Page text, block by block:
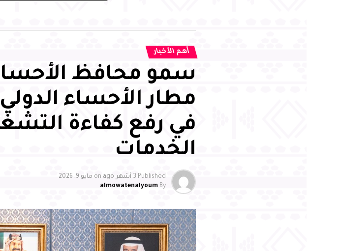
أهم الأخبار
سمو محافظ
مطار الأحساء
في رفع كفاءة
الخدمات
Published 3 أشهر ago on مايو 9, 2026
By
almowatenalyoum